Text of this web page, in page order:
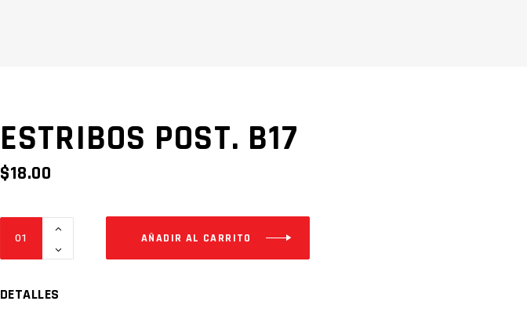
ESTRIBOS POST. B17
$18.00
ESTRIBOS
Cantidad
AÑADIR AL CARRITO
DETALLES